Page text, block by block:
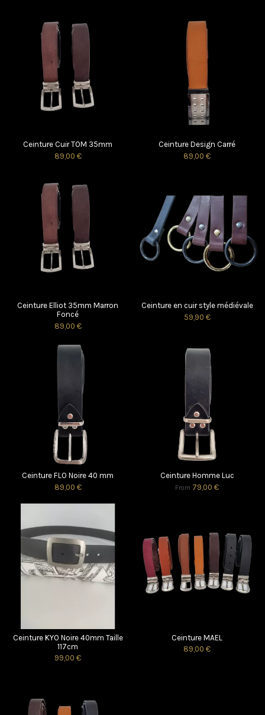
Ceinture Cuir TOM 35mm
89,00 €
Ceinture Design Carré
89,00 €
Ceinture Elliot 35mm Marron
Foncé
89,00 €
Ceinture en cuir style médiévale
59,90 €
Ceinture FLO Noire 40 mm
89,00 €
Ceinture Homme Luc
From 79,00 €
Ceinture KYO Noire 40mm Taille
117cm
99,00 €
Ceinture MAEL
89,00 €